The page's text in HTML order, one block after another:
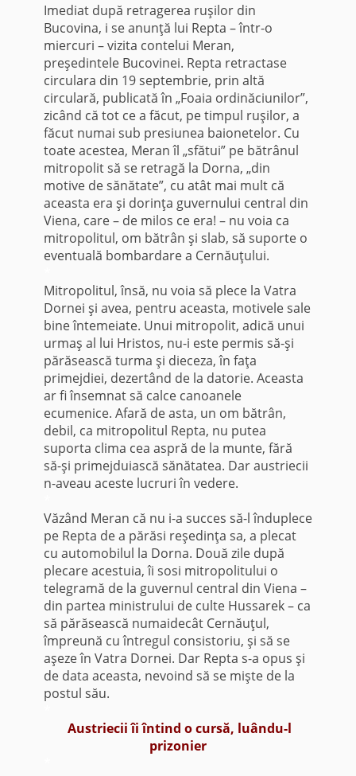
Imediat după retragerea ruşilor din
Bucovina, i se anunţă lui Repta – într-o
miercuri – vizita contelui Meran,
preşedintele Bucovinei. Repta retractase
circulara din 19 septembrie, prin altă
circulară, publicată în „Foaia ordinăciunilor”,
zicând că tot ce a făcut, pe timpul ruşilor, a
făcut numai sub presiunea baionetelor. Cu
toate acestea, Meran îl „sfătui” pe bătrânul
mitropolit să se retragă la Dorna, „din
motive de sănătate”, cu atât mai mult că
aceasta era şi dorinţa guvernului central din
Viena, care – de milos ce era! – nu voia ca
mitropolitul, om bătrân şi slab, să suporte o
eventuală bombardare a Cernăuţului.
Mitropolitul, însă, nu voia să plece la Vatra
Dornei şi avea, pentru aceasta, motivele sale
bine întemeiate. Unui mitropolit, adică unui
urmaş al lui Hristos, nu-i este permis să-şi
părăsească turma şi dieceza, în faţa
primejdiei, dezertând de la datorie. Aceasta
ar fi însemnat să calce canoanele
ecumenice. Afară de asta, un om bătrân,
debil, ca mitropolitul Repta, nu putea
suporta clima cea aspră de la munte, fără
să-şi primejduiască sănătatea. Dar austriecii
n-aveau aceste lucruri în vedere.
Văzând Meran că nu i-a succes să-l înduplece
pe Repta de a părăsi reşedinţa sa, a plecat
cu automobilul la Dorna. Două zile după
plecare acestuia, îi sosi mitropolitului o
telegramă de la guvernul central din Viena –
din partea ministrului de culte Hussarek – ca
să părăsească numaidecât Cernăuţul,
împreună cu întregul consistoriu, şi să se
aşeze în Vatra Dornei. Dar Repta s-a opus şi
de data aceasta, nevoind să se mişte de la
postul său.
Austriecii îi întind o cursă, luându-l
prizonier